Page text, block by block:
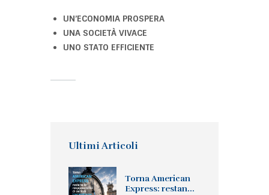
UN’ECONOMIA PROSPERA
UNA SOCIETÀ VIVACE
UNO STATO EFFICIENTE
Ultimi Articoli
Torna American
Express: restan...